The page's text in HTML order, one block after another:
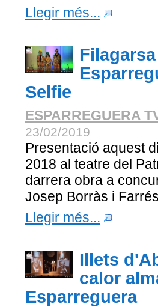
Llegir més...
Selfie
ESPARREGUERA
23/02/2019
Presentació aquest
2018 al teatre del
darrera obra a
Josep Borràs i
Llegir més...
Illets
calor
Esparreguera